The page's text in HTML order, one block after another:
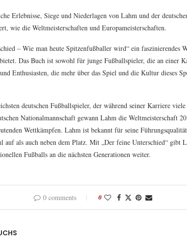
Erlebnisse, Siege und Niederlagen von Lahm und der
wie die Weltmeisterschaften und Europameisterschaften.
– Wie man heute Spitzenfußballer wird“ ein faszinierendes
Das Buch ist sowohl für junge Fußballspieler, die an einer
Enthusiasten, die mehr über das Spiel und die Kultur dieses
deutschen Fußballspieler, der während seiner Karriere
Nationalmannschaft gewann Lahm die Weltmeisterschaft
Wettkämpfen. Lahm ist bekannt für seine
auf als auch neben dem Platz. Mit „Der feine Unterschied“ gibt
Fußballs an die nächsten Generationen weiter.
0 comments 0